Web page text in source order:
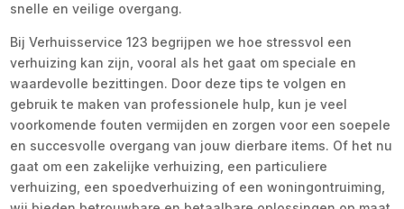
snelle en veilige overgang.
Bij Verhuisservice 123 begrijpen we hoe stressvol een
verhuizing kan zijn, vooral als het gaat om speciale en
waardevolle bezittingen. Door deze tips te volgen en
gebruik te maken van professionele hulp, kun je veel
voorkomende fouten vermijden en zorgen voor een soepele
en succesvolle overgang van jouw dierbare items. Of het nu
gaat om een zakelijke verhuizing, een particuliere
verhuizing, een spoedverhuizing of een woningontruiming,